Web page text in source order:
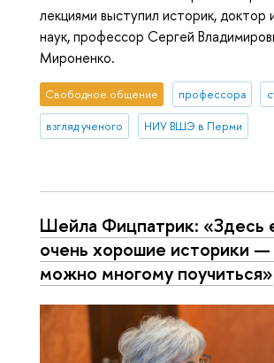
лекциями выступил историк, доктор
наук, профессор Сергей
Мироненко.
Свободное общение профессора
взгляд ученого НИУ ВШЭ в Перми
Шейла Фицпатрик: «Здесь
очень хорошие историки —
можно многому поучиться»